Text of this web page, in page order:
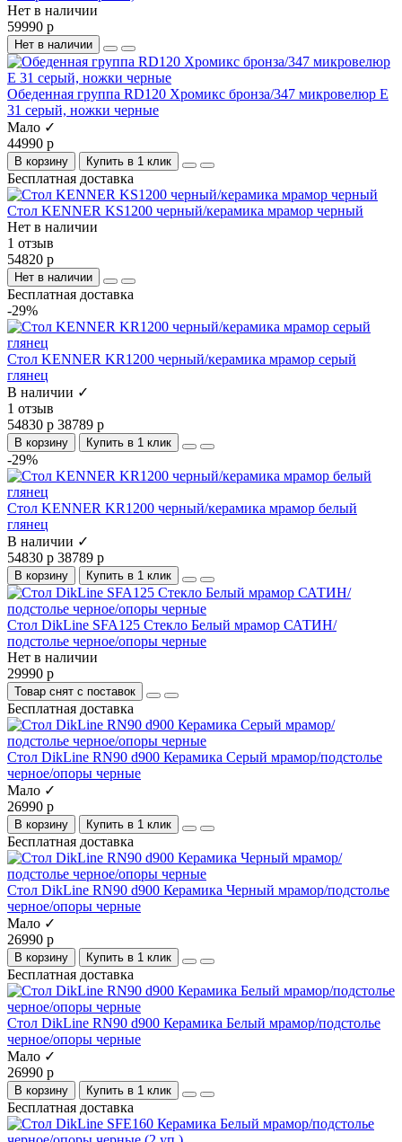
Нет в наличии
59990 р
Нет в наличии
Обеденная группа RD120 Хромикс бронза/347 микровелюр E
31 серый, ножки черные
Мало ✓
44990 р
В корзину Купить в 1 клик
Бесплатная доставка
Стол KENNER KS1200 черный/керамика мрамор черный
Нет в наличии
1 отзыв
54820 р
Нет в наличии
Бесплатная доставка
-29%
Стол KENNER KR1200 черный/керамика мрамор серый
глянец
В наличии ✓
1 отзыв
54830 р 38789 р
В корзину Купить в 1 клик
-29%
Стол KENNER KR1200 черный/керамика мрамор белый
глянец
В наличии ✓
54830 р 38789 р
В корзину Купить в 1 клик
Стол DikLine SFA125 Стекло Белый мрамор САТИН/
подстолье черное/опоры черные
Нет в наличии
29990 р
Товар снят с поставок
Бесплатная доставка
Стол DikLine RN90 d900 Керамика Серый мрамор/подстолье
черное/опоры черные
Мало ✓
26990 р
В корзину Купить в 1 клик
Бесплатная доставка
Стол DikLine RN90 d900 Керамика Черный мрамор/подстолье
черное/опоры черные
Мало ✓
26990 р
В корзину Купить в 1 клик
Бесплатная доставка
Стол DikLine RN90 d900 Керамика Белый мрамор/подстолье
черное/опоры черные
Мало ✓
26990 р
В корзину Купить в 1 клик
Бесплатная доставка